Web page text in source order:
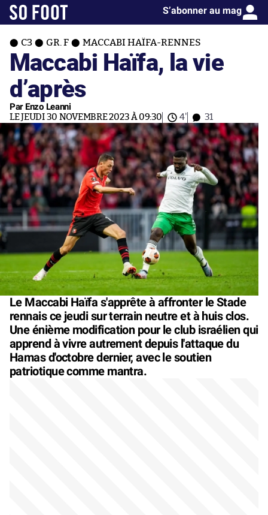
S’abonner au mag
C3 GR. F MACCABI HAÏFA-RENNES
Maccabi Haïfa, la vie
d’après
Par Enzo Leanni
LE JEUDI 30 NOVEMBRE 2023 À 09:30 4' 31
Le Maccabi Haïfa s'apprête à affronter le Stade
rennais ce jeudi sur terrain neutre et à huis clos.
Une énième modification pour le club israélien qui
apprend à vivre autrement depuis l'attaque du
Hamas d'octobre dernier, avec le soutien
patriotique comme mantra.